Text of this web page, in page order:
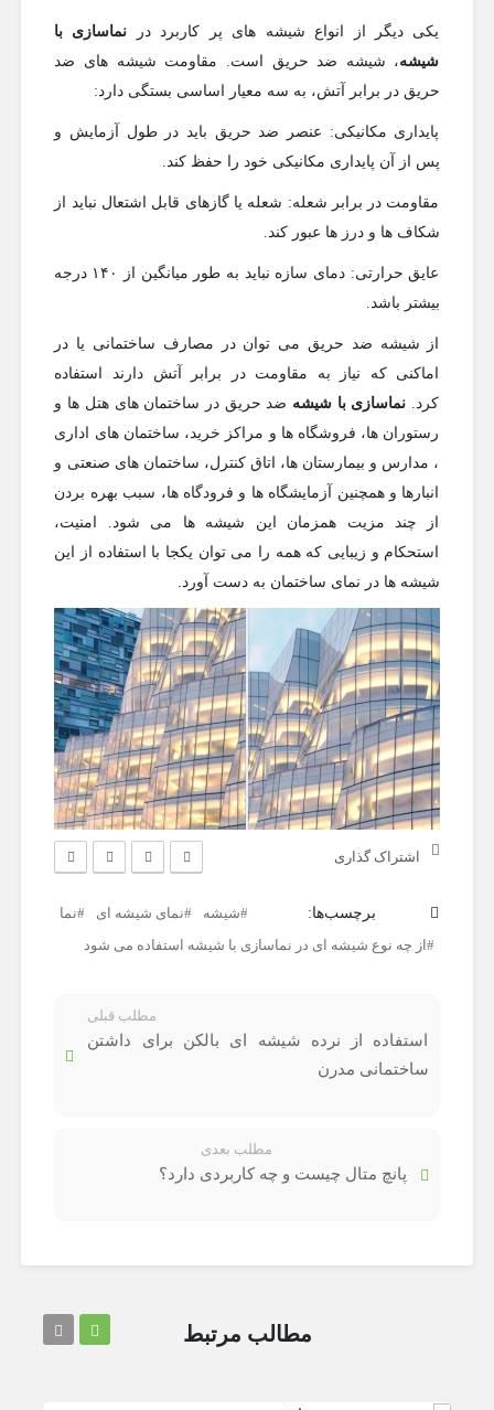
یکی دیگر از انواع شیشه های پر کاربرد در نماسازی با
شیشه، شیشه ضد حریق است. مقاومت شیشه های ضد
حریق در برابر آتش، به سه معیار اساسی بستگی دارد:
پایداری مکانیکی: عنصر ضد حریق باید در طول آزمایش و
پس از آن پایداری مکانیکی خود را حفظ کند.
مقاومت در برابر شعله: شعله یا گازهای قابل اشتعال نباید از
شکاف ها و درز ها عبور کند.
عایق حرارتی: دمای سازه نباید به طور میانگین از ۱۴۰ درجه
بیشتر باشد.
از شیشه ضد حریق می توان در مصارف ساختمانی یا در
اماکنی که نیاز به مقاومت در برابر آتش دارند استفاده
کرد.نماسازی با شیشهضد حریق در ساختمان های هتل ها و
رستوران ها، فروشگاه ها و مراکز خرید، ساختمان های اداری
، مدارس و بیمارستان ها، اتاق کنترل، ساختمان های صنعتی و
انبارها و همچنین آزمایشگاه ها و فرودگاه ها، سبب بهره بردن
از چند مزیت همزمان این شیشه ها می شود. امنیت،
استحکام و زیبایی که همه را می توان یکجا با استفاده از این
شیشه ها در نمای ساختمان به دست آورد.
اشتراک گذاری
برچسب‌ها: شیشه نمای شیشه ای
نما
از چه نوع شیشه ای در نماسازی با شیشه استفاده می شود
مطلب قبلی
استفاده از نرده شیشه ای بالکن برای داشتن
ساختمانی مدرن
مطلب بعدی
پانچ متال چیست و چه کاربردی دارد؟
مطالب مرتبط